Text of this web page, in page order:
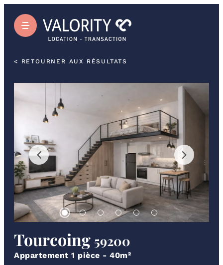
< RETOURNER AUX RÉSULTATS
Tourcoing 59200
Appartement 1 pièce - 40m²